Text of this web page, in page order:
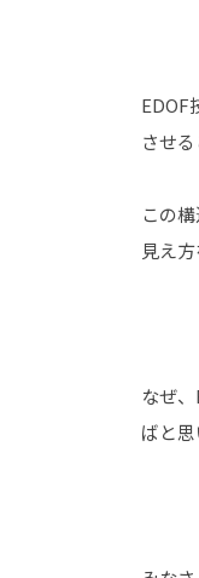
EDOF
させ
この
見え
なぜ
ばと思